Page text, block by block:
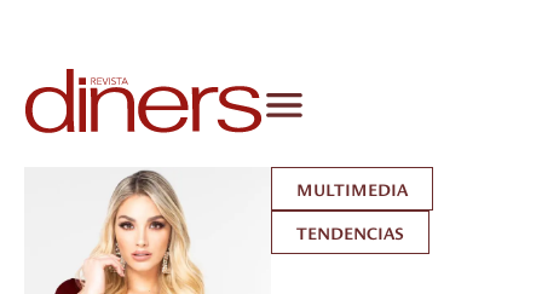
MULTIMEDIA
TENDENCIAS